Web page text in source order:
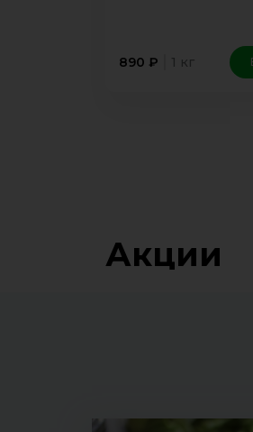
890 ₽ 1 кг
Акции